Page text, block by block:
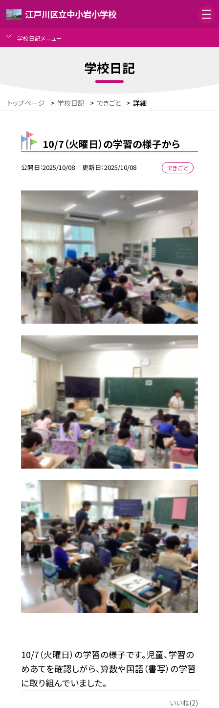
江戸川区立中小岩小学校
学校日記メニュー
学校日記
トップページ > 学校日記 > できごと > 詳細
10/7（火曜日）の学習の様子から
公開日 2025/10/08 更新日 2025/10/08 できごと
10/7（火曜日）の学習の様子です。児童、学習の
めあてを確認しがら、算数や国語（書写）の学習
に取り組んでいました。
いいね(2)